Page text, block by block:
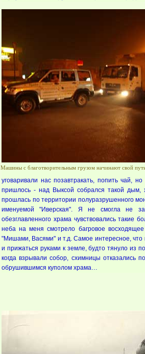
Машины с благотворительным грузом начинают свой
уговаривали нас позавтракать, попить чай,
пришлось - над Выксой собрался такой
прошлась по территории полуразрушенного
именуемой "Иверская". Я не смогла не
обезглавленного храма чувствовались
неба на меня смотрело багровое
"Мишами, Васями" и т.д. Самое интересное,
и прижаться руками к земле, будто тянуло из
когда взрывали собор, схимницы отказались
обрушившимся куполом храма…